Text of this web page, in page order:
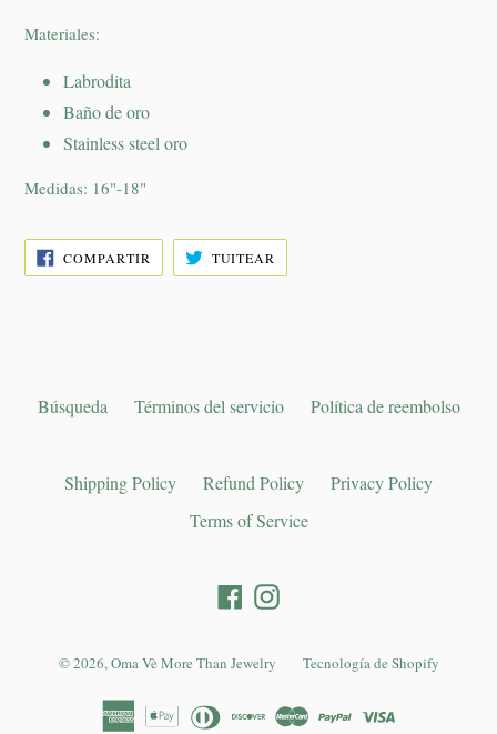
Materiales:
Labrodita
Baño de oro
Stainless steel oro
Medidas: 16"-18"
COMPARTIR COMPARTIR
EN
FACEBOOK
TUITEAR
TWITTER
Búsqueda Términos del servicio Política de reembolso
Shipping Policy Refund Policy
Privacy Policy
Terms of Service
FacebookInstagram
© 2026,Oma Vè More Than Jewelry Tecnología de Shopify